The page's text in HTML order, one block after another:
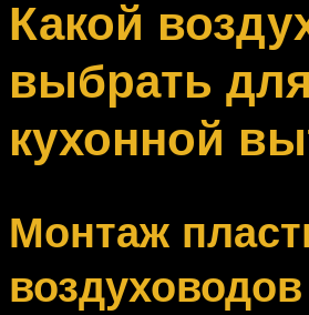
Меню
Какой
выбрать для
кухонной
Монтаж
воздуховодов